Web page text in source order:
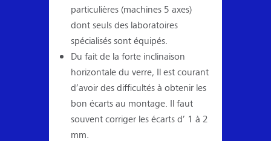
particulières (machines 5 axes)
dont seuls des laboratoires
spécialisés sont équipés.
Du fait de la forte inclinaison
horizontale du verre, Il est courant
d’avoir des difficultés à obtenir les
bon écarts au montage. Il faut
souvent corriger les écarts d’ 1 à 2
mm.